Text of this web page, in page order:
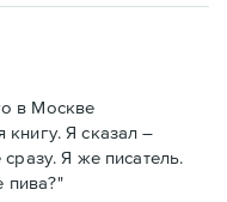
в Москве
книгу. Я сказал –
Я же писатель.
пива?"